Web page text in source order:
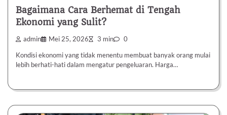
Bagaimana Cara Berhemat di Tengah
Ekonomi yang Sulit?
admin Mei 25, 2026 3 min 0
Kondisi ekonomi yang tidak menentu membuat banyak orang mulai
lebih berhati-hati dalam mengatur pengeluaran. Harga…